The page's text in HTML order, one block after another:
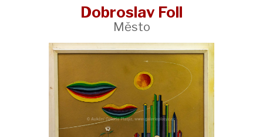
Dobroslav Foll
Město